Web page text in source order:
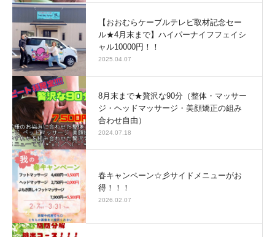
【おおむらケーブルテレビ取材記念セー
ル★4月末まで】ハイパーナイフフェイシ
ャル10000円！！
2025.04.07
8月末まで★贅沢な90分（整体・マッサー
ジ・ヘッドマッサージ・美顔矯正の組み
合わせ自由）
2024.07.18
春キャンペーン☆彡サイドメニューがお
得！！！
2026.02.07